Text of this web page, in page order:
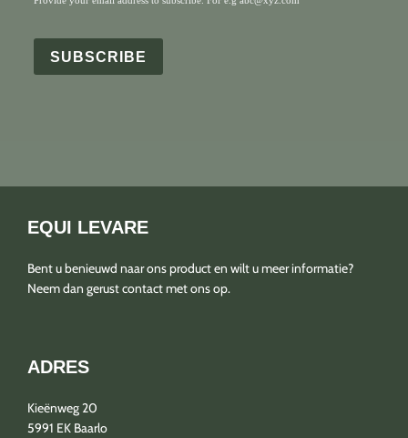
SUBSCRIBE
EQUI LEVARE
Bent u benieuwd naar ons product en wilt u meer informatie?
Neem dan gerust contact met ons op.
ADRES
Kieënweg 20
5991 EK Baarlo